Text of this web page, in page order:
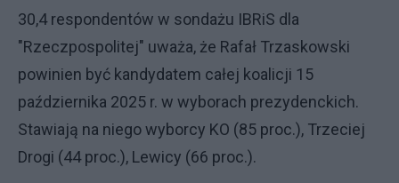
30,4 respondentów w sondażu IBRiS dla
"Rzeczpospolitej" uważa, że Rafał Trzaskowski
powinien być kandydatem całej koalicji 15
października 2025 r. w wyborach prezydenckich.
Stawiają na niego wyborcy KO (85 proc.), Trzeciej
Drogi (44 proc.), Lewicy (66 proc.).